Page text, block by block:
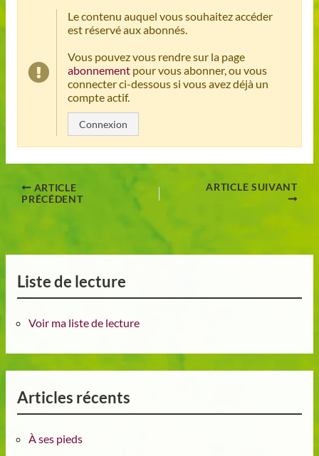
Le contenu auquel vous souhaitez accéder
est réservé aux abonnés.
Vous pouvez vous rendre sur la page
abonnementpour vous abonner, ou vous
connecter ci-dessous si vous avez déjà un
compte actif.
Connexion
ARTICLE
PRÉCÉDENT
ARTICLE SUIVANT
Liste de lecture
Voir ma liste de lecture
Articles récents
À ses pieds